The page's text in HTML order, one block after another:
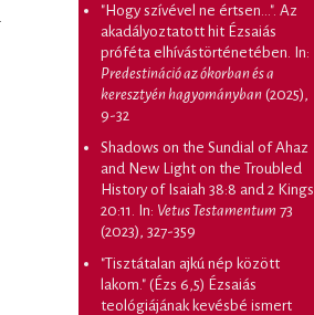
"Hogy szívével ne értsen...". Az
akadályoztatott hit Ézsaiás
próféta elhívástörténetében . In:
Predestináció az ókorban és a
keresztyén hagyományban (2025),
9-32
Shadows on the Sundial of Ahaz
and New Light on the Troubled
History of Isaiah 38:8 and 2 Kings
20:11 . In: Vetus Testamentum 73
(2023), 327-359
"Tisztátalan ajkú nép között
lakom." (Ézs 6,5) Ézsaiás
teológiájának kevésbé ismert